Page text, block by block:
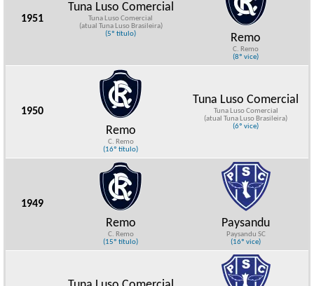
1951
Tuna Luso Comercial
Tuna Luso Comercial
(atual Tuna Luso Brasileira)
(5º título)
Remo
C. Remo
(8º vice)
1950
Remo
C. Remo
(16º título)
Tuna Luso Comercial
Tuna Luso Comercial
(atual Tuna Luso Brasileira)
(6º vice)
1949
Remo
C. Remo
(15º título)
Paysandu
Paysandu SC
(16º vice)